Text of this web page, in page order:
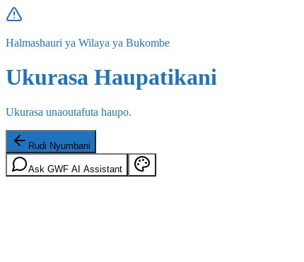
Halmashauri ya Wilaya ya Bukombe
Ukurasa Haupatikani
Ukurasa unaoutafuta haupo.
Rudi Nyumbani
Ask GWF AI Assistant